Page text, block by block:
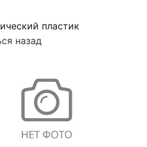
пластик
назад